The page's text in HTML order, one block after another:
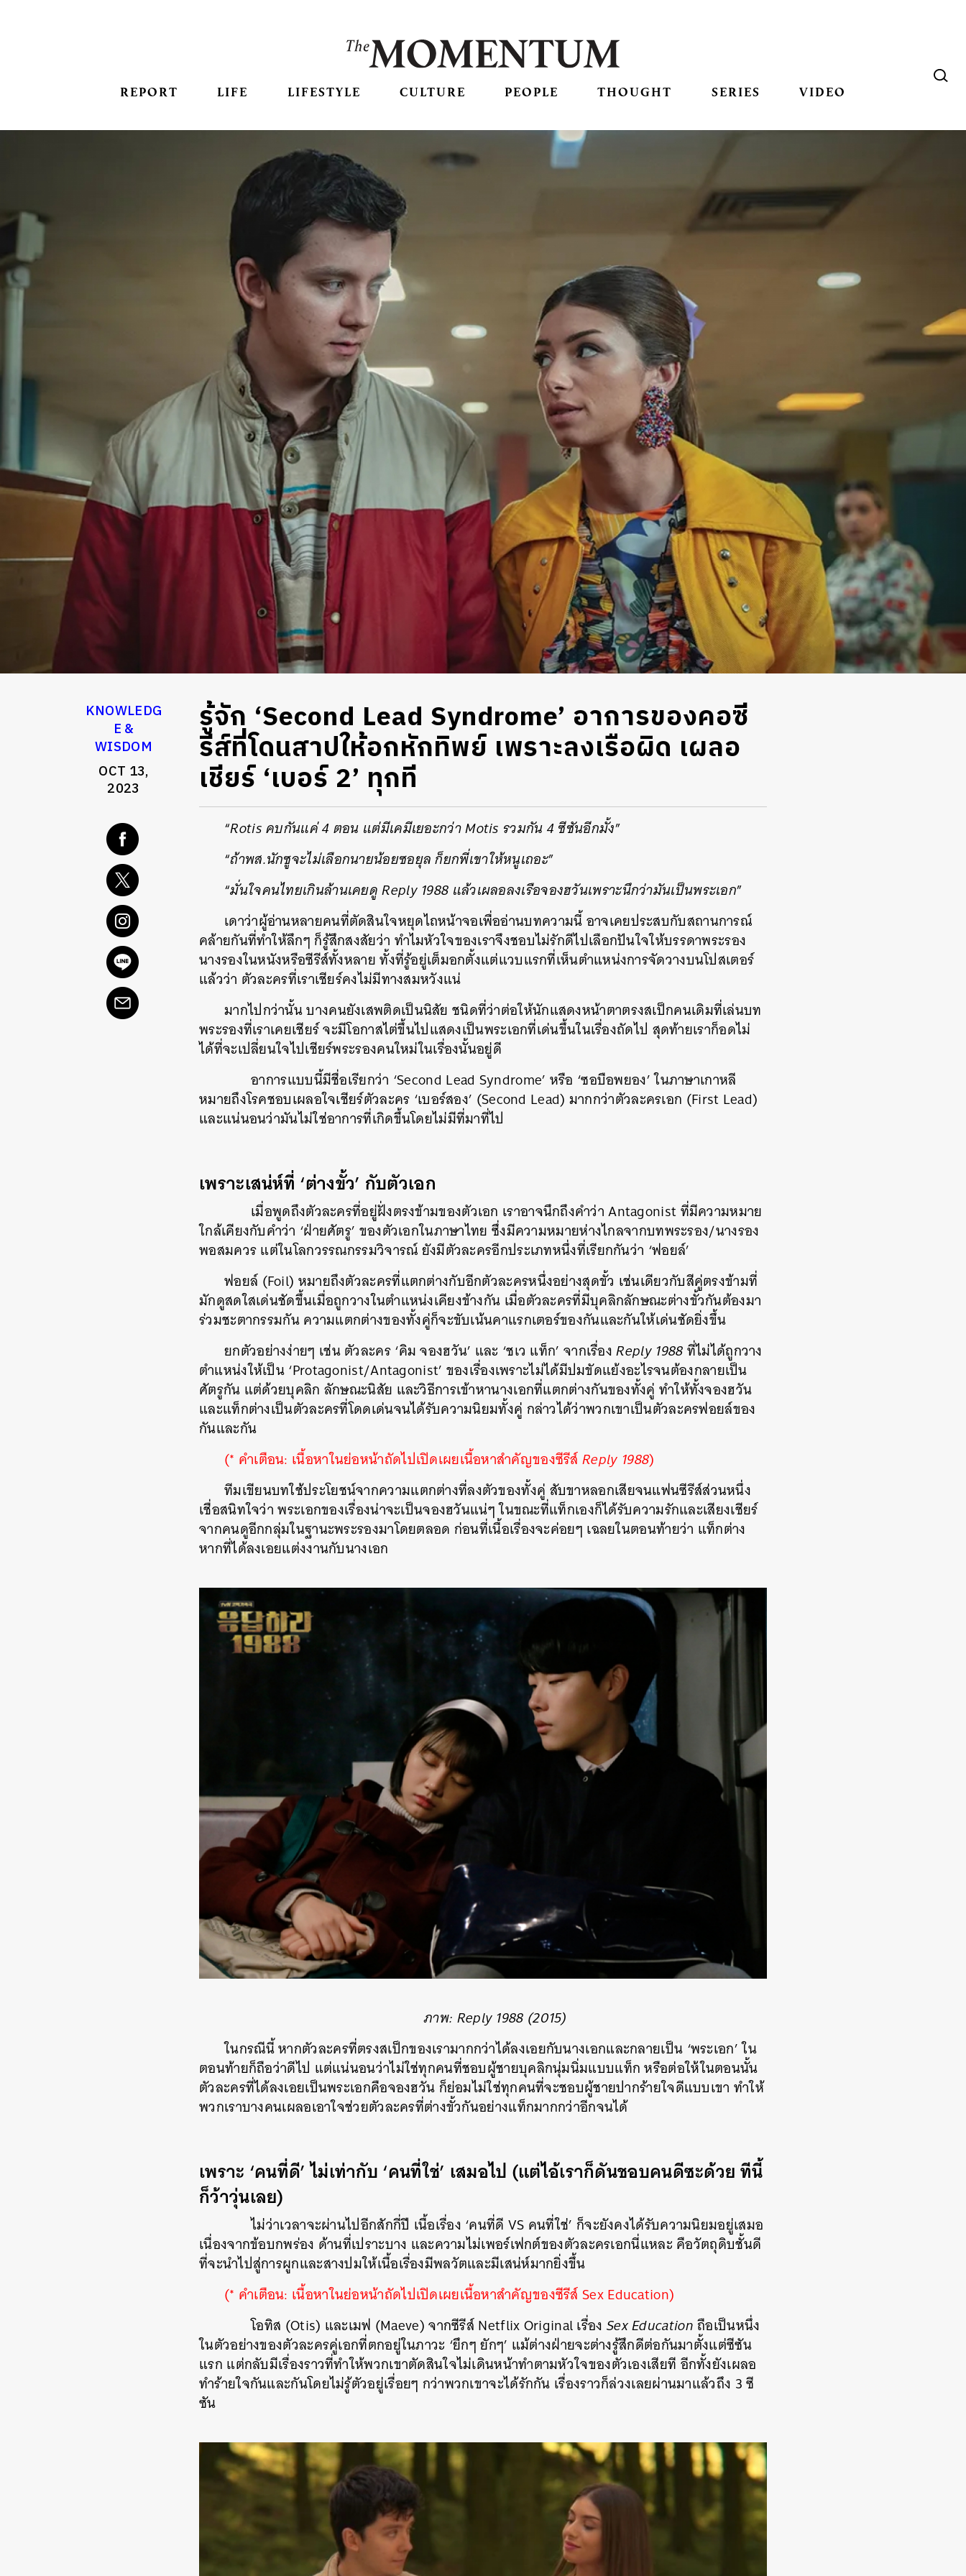
REPORT LIFE LIFESTYLE CULTURE PEOPLE THOUGHT SERIES VIDEO
KNOWLEDG
E &
WISDOM
OCT 13,
2023
รู้จัก ‘Second Lead Syndrome’ อาการของคอซี
รีส์ที่โดนสาปให้อกหักทิพย์ เพราะลงเรือผิด เผลอ
เชียร์ ‘เบอร์ 2’ ทุกที
“Rotis คบกันแค่ 4 ตอน แต่มีเคมีเยอะกว่า Motis รวมกัน 4 ซีซันอีกมั้ง”
“ถ้าพส.นักซูจะไม่เลือกนายน้อยซอยุล ก็ยกพี่เขาให้หนูเถอะ”
“มั่นใจคนไทยเกินล้านเคยดู Reply 1988 แล้วเผลอลงเรือจองฮวันเพราะนึกว่ามันเป็นพระเอก”
เดาว่าผู้อ่านหลายคนที่ตัดสินใจหยุดไถหน้าจอเพื่ออ่านบทความนี้ อาจเคยประสบกับสถานการณ์
คล้ายกันที่ทำให้ลึกๆ ก็รู้สึกสงสัยว่า ทำไมหัวใจของเราจึงชอบไม่รักดีไปเลือกปันใจให้บรรดาพระรอง
นางรองในหนังหรือซีรีส์ทั้งหลาย ทั้งที่รู้อยู่เต็มอกตั้งแต่แวบแรกที่เห็นตำแหน่งการจัดวางบนโปสเตอร์
แล้วว่า ตัวละครที่เราเชียร์คงไม่มีทางสมหวังแน่
มากไปกว่านั้น บางคนยังเสพติดเป็นนิสัย ชนิดที่ว่าต่อให้นักแสดงหน้าตาตรงสเป็กคนเดิมที่เล่นบท
พระรองที่เราเคยเชียร์ จะมีโอกาสไต่ขึ้นไปแสดงเป็นพระเอกที่เด่นขึ้นในเรื่องถัดไป สุดท้ายเราก็อดไม่
ได้ที่จะเปลี่ยนใจไปเชียร์พระรองคนใหม่ในเรื่องนั้นอยู่ดี
อาการแบบนี้มีชื่อเรียกว่า ‘Second Lead Syndrome’ หรือ ‘ซอบือพยอง’ ในภาษาเกาหลี
หมายถึงโรคชอบเผลอใจเชียร์ตัวละคร ‘เบอร์สอง’ (Second Lead) มากกว่าตัวละครเอก (First Lead)
และแน่นอนว่ามันไม่ใช่อาการที่เกิดขึ้นโดยไม่มีที่มาที่ไป
เพราะเสน่ห์ที่ ‘ต่างขั้ว’ กับตัวเอก
เมื่อพูดถึงตัวละครที่อยู่ฝั่งตรงข้ามของตัวเอก เราอาจนึกถึงคำว่า Antagonist ที่มีความหมาย
ใกล้เคียงกับคำว่า ‘ฝ่ายศัตรู’ ของตัวเอกในภาษาไทย ซึ่งมีความหมายห่างไกลจากบทพระรอง/นางรอง
พอสมควร แต่ในโลกวรรณกรรมวิจารณ์ ยังมีตัวละครอีกประเภทหนึ่งที่เรียกกันว่า ‘ฟอยล์’
ฟอยล์ (Foil) หมายถึงตัวละครที่แตกต่างกับอีกตัวละครหนึ่งอย่างสุดขั้ว เช่นเดียวกับสีคู่ตรงข้ามที่
มักดูสดใสเด่นชัดขึ้นเมื่อถูกวางในตำแหน่งเคียงข้างกัน เมื่อตัวละครที่มีบุคลิกลักษณะต่างขั้วกันต้องมา
ร่วมชะตากรรมกัน ความแตกต่างของทั้งคู่ก็จะขับเน้นคาแรกเตอร์ของกันและกันให้เด่นชัดยิ่งขึ้น
ยกตัวอย่างง่ายๆ เช่น ตัวละคร ‘คิม จองฮวัน’ และ ‘ชเว แท็ก’ จากเรื่องReply 1988ที่ไม่ได้ถูกวาง
ตำแหน่งให้เป็น ‘Protagonist/Antagonist’ ของเรื่องเพราะไม่ได้มีปมขัดแย้งอะไรจนต้องกลายเป็น
ศัตรูกัน แต่ด้วยบุคลิก ลักษณะนิสัย และวิธีการเข้าหานางเอกที่แตกต่างกันของทั้งคู่ ทำให้ทั้งจองฮวัน
และแท็กต่างเป็นตัวละครที่โดดเด่นจนได้รับความนิยมทั้งคู่ กล่าวได้ว่าพวกเขาเป็นตัวละครฟอยล์ของ
กันและกัน
(* คำเตือน: เนื้อหาในย่อหน้าถัดไปเปิดเผยเนื้อหาสำคัญของซีรีส์Reply 1988)
ทีมเขียนบทใช้ประโยชน์จากความแตกต่างที่ลงตัวของทั้งคู่ สับขาหลอกเสียจนแฟนซีรีส์ส่วนหนึ่ง
เชื่อสนิทใจว่า พระเอกของเรื่องน่าจะเป็นจองฮวันแน่ๆ ในขณะที่แท็กเองก็ได้รับความรักและเสียงเชียร์
จากคนดูอีกกลุ่มในฐานะพระรองมาโดยตลอด ก่อนที่เนื้อเรื่องจะค่อยๆ เฉลยในตอนท้ายว่า แท็กต่าง
หากที่ได้ลงเอยแต่งงานกับนางเอก
ภาพ: Reply 1988 (2015)
ในกรณีนี้ หากตัวละครที่ตรงสเป็กของเรามากกว่าได้ลงเอยกับนางเอกและกลายเป็น ‘พระเอก’ ใน
ตอนท้ายก็ถือว่าดีไป แต่แน่นอนว่าไม่ใช่ทุกคนที่ชอบผู้ชายบุคลิกนุ่มนิ่มแบบแท็ก หรือต่อให้ในตอนนั้น
ตัวละครที่ได้ลงเอยเป็นพระเอกคือจองฮวัน ก็ย่อมไม่ใช่ทุกคนที่จะชอบผู้ชายปากร้ายใจดีแบบเขา ทำให้
พวกเราบางคนเผลอเอาใจช่วยตัวละครที่ต่างขั้วกันอย่างแท็กมากกว่าอีกจนได้
เพราะ ‘คนที่ดี’ ไม่เท่ากับ ‘คนที่ใช่’ เสมอไป (แต่ไอ้เราก็ดันชอบคนดีซะด้วย ทีนี้
ก็ว้าวุ่นเลย)
ไม่ว่าเวลาจะผ่านไปอีกสักกี่ปี เนื้อเรื่อง ‘คนที่ดี VS คนที่ใช่’ ก็จะยังคงได้รับความนิยมอยู่เสมอ
เนื่องจากข้อบกพร่อง ด้านที่เปราะบาง และความไม่เพอร์เฟกต์ของตัวละครเอกนี่แหละ คือวัตถุดิบชั้นดี
ที่จะนำไปสู่การผูกและสางปมให้เนื้อเรื่องมีพลวัตและมีเสน่ห์มากยิ่งขึ้น
(* คำเตือน: เนื้อหาในย่อหน้าถัดไปเปิดเผยเนื้อหาสำคัญของซีรีส์ Sex Education)
โอทิส (Otis) และเมฟ (Maeve) จากซีรีส์ Netflix Original เรื่อง Sex Educationถือเป็นหนึ่ง
ในตัวอย่างของตัวละครคู่เอกที่ตกอยู่ในภาวะ ‘ยึกๆ ยักๆ’ แม้ต่างฝ่ายจะต่างรู้สึกดีต่อกันมาตั้งแต่ซีซัน
แรก แต่กลับมีเรื่องราวที่ทำให้พวกเขาตัดสินใจไม่เดินหน้าทำตามหัวใจของตัวเองเสียที อีกทั้งยังเผลอ
ทำร้ายใจกันและกันโดยไม่รู้ตัวอยู่เรื่อยๆ กว่าพวกเขาจะได้รักกัน เรื่องราวก็ล่วงเลยผ่านมาแล้วถึง 3 ซี
ซัน
SHARE TWEET